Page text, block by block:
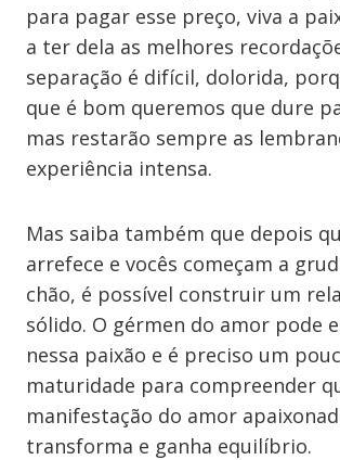
para pagar esse preço, viva a
a ter dela as melhores
separação é difícil, dolorida,
que é bom queremos que dure
mas restarão sempre as
experiência intensa.
Mas saiba também que depois
arrefece e vocês começam a
chão, é possível construir um
sólido. O gérmen do amor pode
nessa paixão e é preciso um
maturidade para compreender
manifestação do amor
transforma e ganha equilíbrio.